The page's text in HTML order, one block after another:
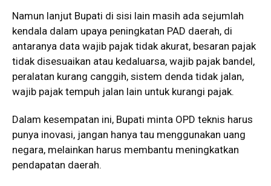
Namun lanjut Bupati di sisi lain masih ada sejumlah
kendala dalam upaya peningkatan PAD daerah, di
antaranya data wajib pajak tidak akurat, besaran pajak
tidak disesuaikan atau kedaluarsa, wajib pajak bandel,
peralatan kurang canggih, sistem denda tidak jalan,
wajib pajak tempuh jalan lain untuk kurangi pajak.
Dalam kesempatan ini, Bupati minta OPD teknis harus
punya inovasi, jangan hanya tau menggunakan uang
negara, melainkan harus membantu meningkatkan
pendapatan daerah.